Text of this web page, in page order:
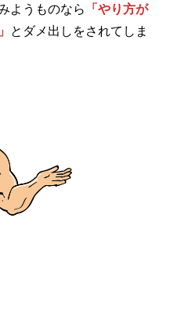
ようものなら
「やり方が
とダメ出しをされてしま